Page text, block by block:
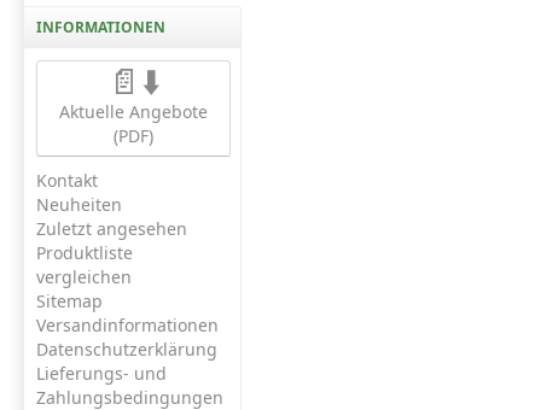
INFORMATIONEN
📄⬇️
Aktuelle Angebote
(PDF)
Kontakt
Neuheiten
Zuletzt angesehen
Produktliste
vergleichen
Sitemap
Versandinformationen
Datenschutzerklärung
Lieferungs- und
Zahlungsbedingungen